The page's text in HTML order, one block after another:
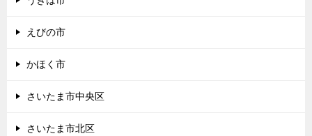
えびの市
かほく市
さいたま市中央区
さいたま市北区